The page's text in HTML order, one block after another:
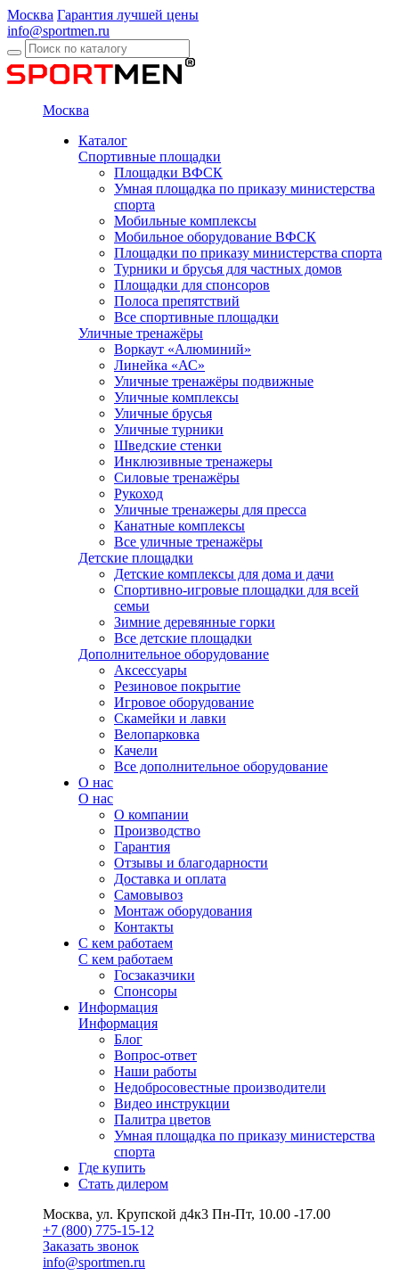
Москва Гарантия лучшей цены
info@sportmen.ru
Москва
Каталог
Спортивные площадки
Площадки ВФСК
Умная площадка по приказу министерства
спорта
Мобильные комплексы
Мобильное оборудование ВФСК
Площадки по приказу министерства спорта
Турники и брусья для частных домов
Площадки для спонсоров
Полоса препятствий
Все спортивные площадки
Уличные тренажёры
Воркаут «Алюминий»
Линейка «АС»
Уличные тренажёры подвижные
Уличные комплексы
Уличные брусья
Уличные турники
Шведские стенки
Инклюзивные тренажеры
Силовые тренажёры
Рукоход
Уличные тренажеры для пресса
Канатные комплексы
Все уличные тренажёры
Детские площадки
Детские комплексы для дома и дачи
Спортивно-игровые площадки для всей
семьи
Зимние деревянные горки
Все детские площадки
Дополнительное оборудование
Аксессуары
Резиновое покрытие
Игровое оборудование
Скамейки и лавки
Велопарковка
Качели
Все дополнительное оборудование
О нас
О нас
О компании
Производство
Гарантия
Отзывы и благодарности
Доставка и оплата
Самовывоз
Монтаж оборудования
Контакты
С кем работаем
С кем работаем
Госзаказчики
Спонсоры
Информация
Информация
Блог
Вопрос-ответ
Наши работы
Недобросовестные производители
Видео инструкции
Палитра цветов
Умная площадка по приказу министерства
спорта
Где купить
Стать дилером
Москва, ул. Крупской д4к3 Пн-Пт, 10.00 -17.00
+7 (800) 775-15-12
Заказать звонок
info@sportmen.ru